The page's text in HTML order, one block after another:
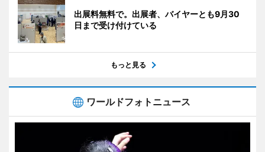
出展料無料で。出展者、バイヤーとも9月30
日まで受け付けている
もっと見る
ワールドフォトニュース